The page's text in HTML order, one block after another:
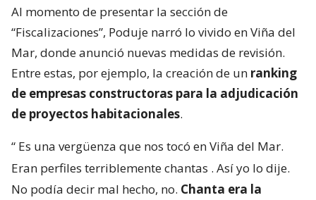
Al momento de presentar la sección de
“Fiscalizaciones”, Poduje narró lo vivido en Viña del
Mar, donde anunció nuevas medidas de revisión.
Entre estas, por ejemplo, la creación de un ranking
de empresas constructoras para la adjudicación
de proyectos habitacionales.
“ Es una vergüenza que nos tocó en Viña del Mar.
Eran perfiles terriblemente chantas . Así yo lo dije.
No podía decir mal hecho, no. Chanta era la